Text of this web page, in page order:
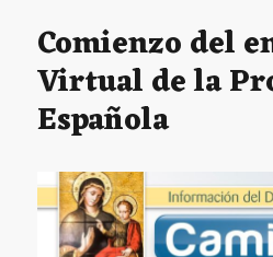
María
Comienzo del
Virtual de la
Española